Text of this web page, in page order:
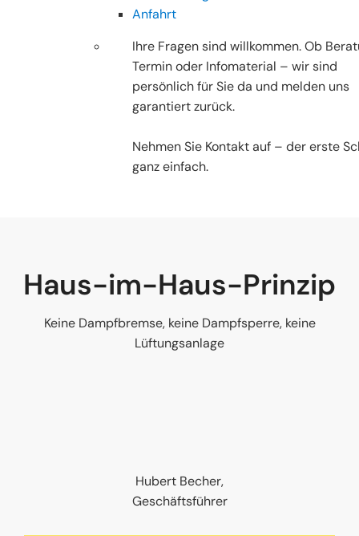
Anfahrt
Ihre Fragen sind willkommen. Ob
Termin oder Infomaterial – wir sind
persönlich für Sie da und melden uns
garantiert zurück.
Nehmen Sie Kontakt auf – der erste
ganz einfach.
Haus-im-Haus-Prinzip
Keine Dampfbremse, keine Dampfsperre, keine
Lüftungsanlage
Hubert Becher,
Geschäftsführer